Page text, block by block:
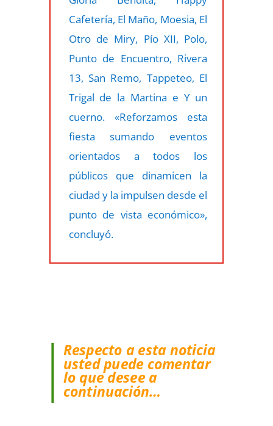
Cafetería, El Maño, Moesia, El
Otro de Miry, Pío XII, Polo,
Punto de Encuentro, Rivera
13, San Remo, Tappeteo, El
Trigal de la Martina e Y un
cuerno. «Reforzamos esta
fiesta sumando eventos
orientados a todos los
públicos que dinamicen la
ciudad y la impulsen desde el
punto de vista económico»,
concluyó.
Respecto a esta noticia
usted puede comentar
lo que desee a
continuación…